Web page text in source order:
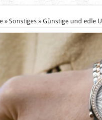
» Sonstiges » Günstige und edle